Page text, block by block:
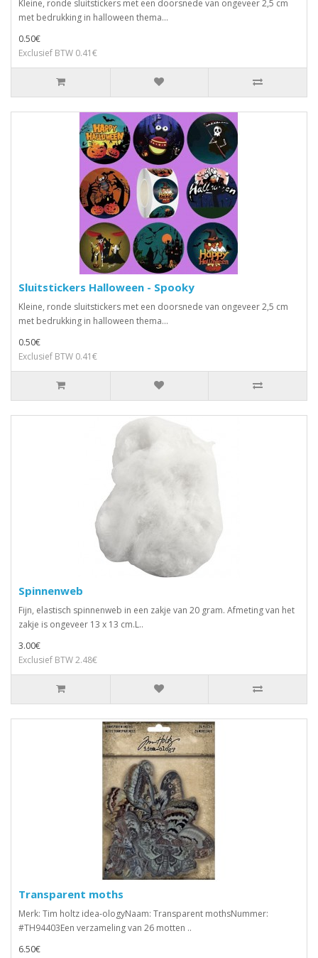
Kleine, ronde sluitstickers met een doorsnede van ongeveer 2,5 cm
met bedrukking in halloween thema...
0.50€
Exclusief BTW 0.41€
Sluitstickers Halloween - Spooky
Kleine, ronde sluitstickers met een doorsnede van ongeveer 2,5 cm
met bedrukking in halloween thema...
0.50€
Exclusief BTW 0.41€
Spinnenweb
Fijn, elastisch spinnenweb in een zakje van 20 gram. Afmeting van het
zakje is ongeveer 13 x 13 cm.L..
3.00€
Exclusief BTW 2.48€
Transparent moths
Merk: Tim holtz idea-ologyNaam: Transparent mothsNummer:
#TH94403Een verzameling van 26 motten ..
6.50€